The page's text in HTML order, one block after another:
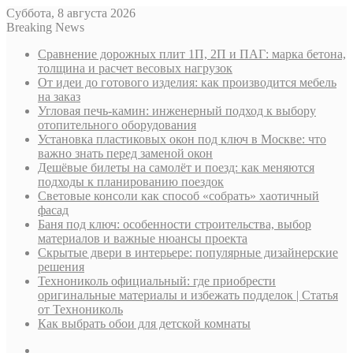
Суббота, 8 августа 2026
Breaking News
Сравнение дорожных плит 1П, 2П и ПАГ: марка бетона,
толщина и расчет весовых нагрузок
От идеи до готового изделия: как производится мебель
на заказ
Угловая печь-камин: инженерный подход к выбору
отопительного оборудования
Установка пластиковых окон под ключ в Москве: что
важно знать перед заменой окон
Дешёвые билеты на самолёт и поезд: как меняются
подходы к планированию поездок
Световые консоли как способ «собрать» хаотичный
фасад
Баня под ключ: особенности строительства, выбор
материалов и важные нюансы проекта
Скрытые двери в интерьере: популярные дизайнерские
решения
Технониколь официальный: где приобрести
оригинальные материалы и избежать подделок | Статья
от Технониколь
Как выбрать обои для детской комнаты